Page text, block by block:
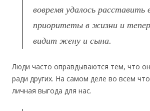
вовремя удалось расставить
приоритеты в жизни и
видит жену и сына.
Люди часто оправдываются тем, что
ради других. На самом деле во всем
личная выгода для нас.